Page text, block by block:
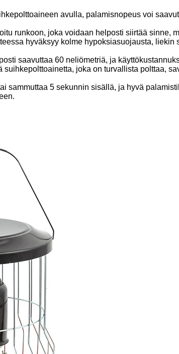
avulla, palamisnopeus voi
runkoon, joka voidaan helposti siirtää sinne,
hyväksyy kolme hypoksiasuojausta,
saavuttaa 60 neliömetriä, ja
joka on turvallista polttaa,
sammuttaa 5 sekunnin sisällä, ja hyvä